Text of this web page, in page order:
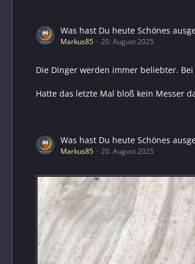
Was hast Du heute Schönes
Markus85 20. August 2025
Die Dinger werden immer beliebter.
Hatte das letzte Mal bloß kein Messer
Was hast Du heute Schönes
Markus85 20. August 2025